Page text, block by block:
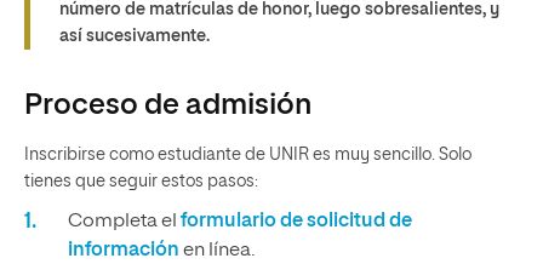
número de matrículas de honor, luego sobresalientes, y
así sucesivamente.
Proceso de admisión
Inscribirse como estudiante de UNIR es muy sencillo. Solo
tienes que seguir estos pasos:
Completa el formulario de solicitud de
información en línea.